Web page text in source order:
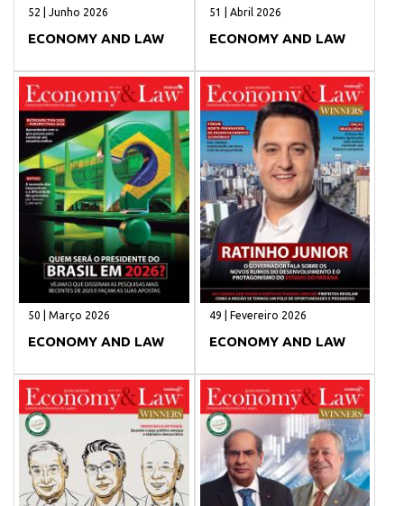
52 | Junho 2026
ECONOMY AND LAW
51 | Abril 2026
ECONOMY AND LAW
50 | Março 2026
ECONOMY AND LAW
49 | Fevereiro 2026
ECONOMY AND LAW